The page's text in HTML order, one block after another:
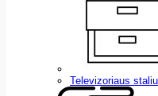
Televizoriaus